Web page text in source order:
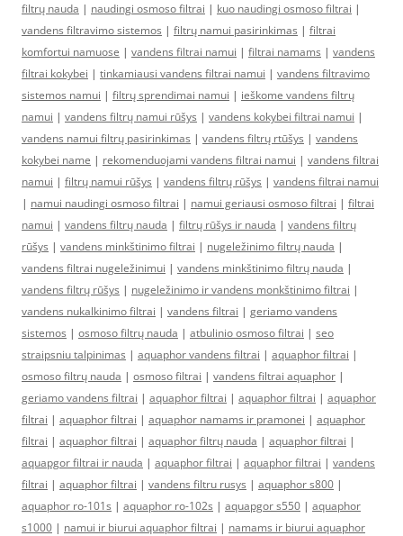
filtrų nauda | naudingi osmoso filtrai | kuo naudingi osmoso filtrai |
vandens filtravimo sistemos | filtrų namui pasirinkimas | filtrai
komfortui namuose | vandens filtrai namui | filtrai namams | vandens
filtrai kokybei | tinkamiausi vandens filtrai namui | vandens filtravimo
sistemos namui | filtrų sprendimai namui | ieškome vandens filtrų
namui | vandens filtrų namui rūšys | vandens kokybei filtrai namui |
vandens namui filtrų pasirinkimas | vandens filtrų rtūšys | vandens
kokybei name | rekomenduojami vandens filtrai namui | vandens filtrai
namui | filtrų namui rūšys | vandens filtrų rūšys | vandens filtrai namui
| namui naudingi osmoso filtrai | namui geriausi osmoso filtrai | filtrai
namui | vandens filtrų nauda | filtrų rūšys ir nauda | vandens filtrų
rūšys | vandens minkštinimo filtrai | nugeležinimo filtrų nauda |
vandens filtrai nugeležinimui | vandens minkštinimo filtrų nauda |
vandens filtrų rūšys | nugeležinimo ir vandens monkštinimo filtrai |
vandens nukalkinimo filtrai | vandens filtrai | geriamo vandens
sistemos | osmoso filtrų nauda | atbulinio osmoso filtrai | seo
straipsniu talpinimas | aquaphor vandens filtrai | aquaphor filtrai |
osmoso filtrų nauda | osmoso filtrai | vandens filtrai aquaphor |
geriamo vandens filtrai | aquaphor filtrai | aquaphor filtrai | aquaphor
filtrai | aquaphor filtrai | aquaphor namams ir pramonei | aquaphor
filtrai | aquaphor filtrai | aquaphor filtrų nauda | aquaphor filtrai |
aquapgor filtrai ir nauda | aquaphor filtrai | aquaphor filtrai | vandens
filtrai | aquaphor filtrai | vandens filtru rusys | aquaphor s800 |
aquaphor ro-101s | aquaphor ro-102s | aquapgor s550 | aquaphor
s1000 | namui ir biurui aquaphor filtrai | namams ir biurui aquaphor